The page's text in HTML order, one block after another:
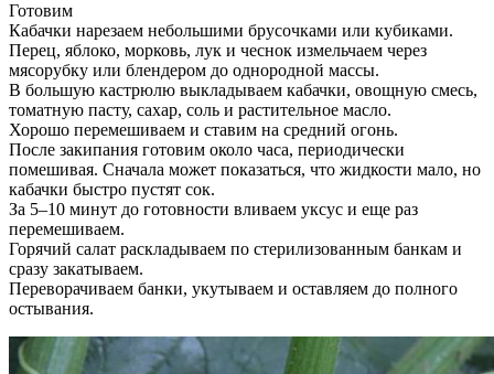
Готовим
Кабачки нарезаем небольшими брусочками или кубиками.
Перец, яблоко, морковь, лук и чеснок измельчаем через
мясорубку или блендером до однородной массы.
В большую кастрюлю выкладываем кабачки, овощную смесь,
томатную пасту, сахар, соль и растительное масло.
Хорошо перемешиваем и ставим на средний огонь.
После закипания готовим около часа, периодически
помешивая. Сначала может показаться, что жидкости мало, но
кабачки быстро пустят сок.
За 5–10 минут до готовности вливаем уксус и еще раз
перемешиваем.
Горячий салат раскладываем по стерилизованным банкам и
сразу закатываем.
Переворачиваем банки, укутываем и оставляем до полного
остывания.